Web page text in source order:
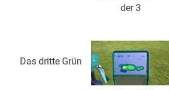
der 3
Das dritte Grün